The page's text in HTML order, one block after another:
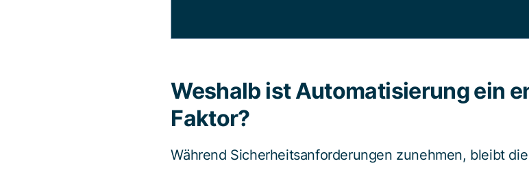
Weshalb ist Automatisierung ein
Faktor?
Während Sicherheitsanforderungen zunehmen, bleibt